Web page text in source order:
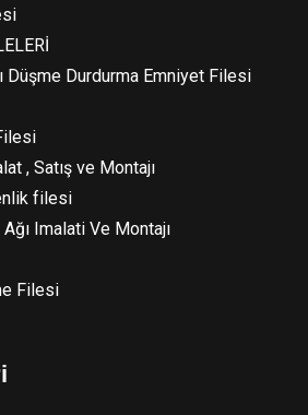
Düşme Durdurma Emniyet Filesi
, Satış ve Montajı
filesi
Imalati Ve Montajı
Filesi